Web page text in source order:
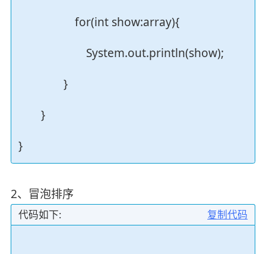
for(int show:array){
System.out.println(show);
}
}
}
2、冒泡排序
复制代码
代码如下: